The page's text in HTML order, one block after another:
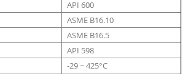
API 600
ASME B16.10
ASME B16.5
API 598
-29 ~ 425°C